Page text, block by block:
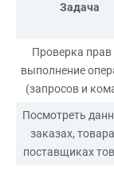
Задача
Проверка прав
выполнение
(запросов и
Посмотреть
заказах,
поставщиках